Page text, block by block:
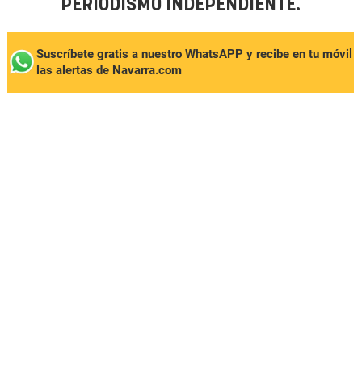
PERIODISMO INDEPENDIENTE.
Suscríbete gratis a nuestro WhatsAPP y recibe en tu móvil
las alertas de Navarra.com